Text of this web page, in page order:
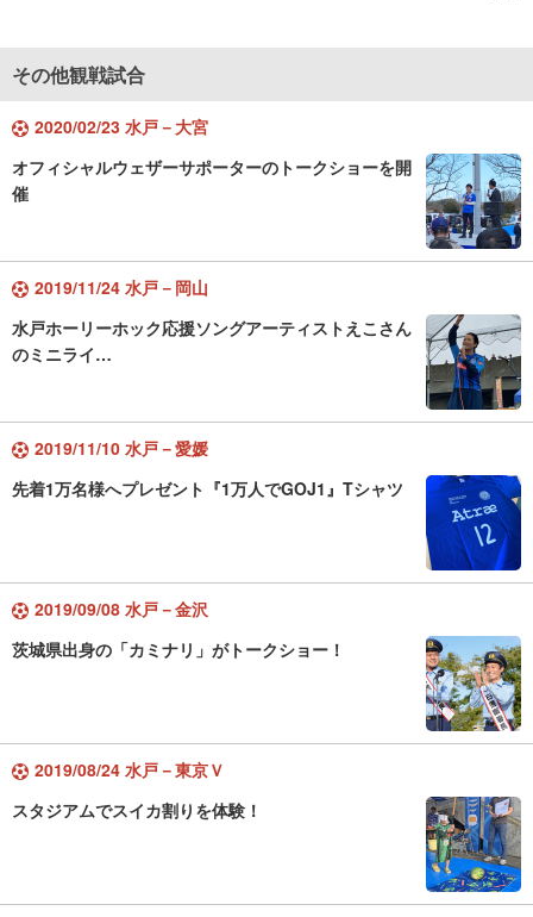
その他観戦試合
2020/02/23 水戸－大宮
オフィシャルウェザーサポーターのトークショーを開
催
2019/11/24 水戸－岡山
水戸ホーリーホック応援ソングアーティストえこさん
のミニライ…
2019/11/10 水戸－愛媛
先着1万名様へプレゼント『1万人でGOJ1』Tシャツ
2019/09/08 水戸－金沢
茨城県出身の「カミナリ」がトークショー！
2019/08/24 水戸－東京Ｖ
スタジアムでスイカ割りを体験！